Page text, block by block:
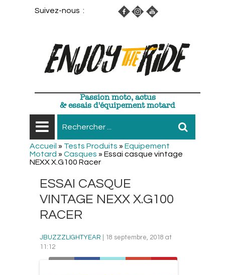
Suivez-nous :
Passion moto, actus
& essais d'équipement motard
Accueil » Tests Produits » Equipement
Motard » Casques » Essai casque vintage
NEXX X.G100 Racer
ESSAI CASQUE
VINTAGE NEXX X.G100
RACER
JBUZZZLIGHTYEAR
| 18 septembre, 2018 at
11:12